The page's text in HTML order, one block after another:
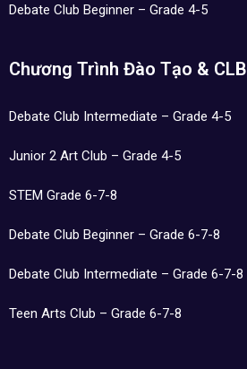
Debate Club Beginner – Grade 4-5
Chương Trình Đào Tạo & CLB
Debate Club Intermediate – Grade 4-5
Junior 2 Art Club – Grade 4-5
STEM Grade 6-7-8
Debate Club Beginner – Grade 6-7-8
Debate Club Intermediate – Grade 6-7-8
Teen Arts Club – Grade 6-7-8